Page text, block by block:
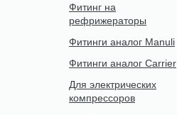
Фитинг на
рефрижераторы
Фитинги аналог Manuli
Фитинги аналог Carrier
Для электрических
компрессоров